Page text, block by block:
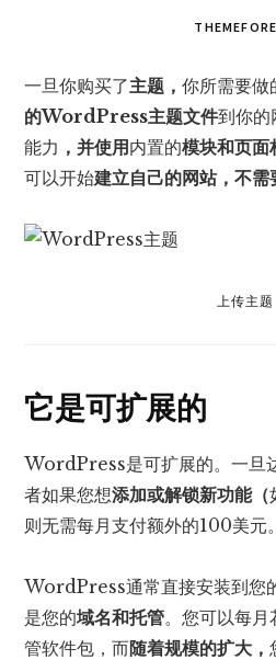
一旦你购买了主题，你所需要做
的WordPress主题文件到你的
能力 ，并使用内置的模块和页面
可以开始建立自己的网站，不需
上传主题
它是可扩展的
WordPress是可扩展的。一旦
者如果您想添加或解锁新功能（
则无需每月支付额外的100美元。
WordPress通常直接安装到您
是您的域名和托管。您可以每
管软件包，而随着规模的扩大，